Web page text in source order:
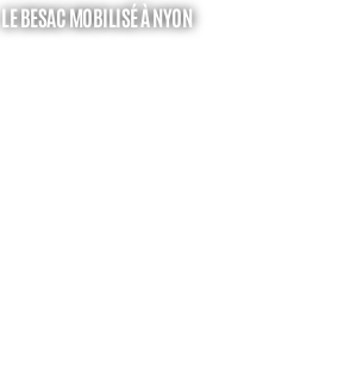
LE BESAC MOBILISÉ À NYON